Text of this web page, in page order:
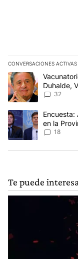
CONVERSACIONES ACTIVAS
Este listado muestra
Un artículo de
Duhalde,
32
Un artículo deEncuesta:
en la
ganador
18